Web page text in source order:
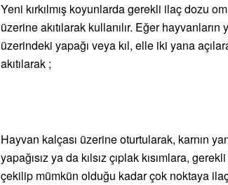
Yeni kırkılmış koyunlarda gerekli ilaç dozu
üzerine akıtılarak kullanılır. Eğer
üzerindeki yapağı veya kıl, elle iki yana
akıtılarak ;
Hayvan kalçası üzerine oturtularak, karnın
yapağısız ya da kılsız çıplak kısımlara,
çekilip mümkün olduğu kadar çok noktaya ilaç